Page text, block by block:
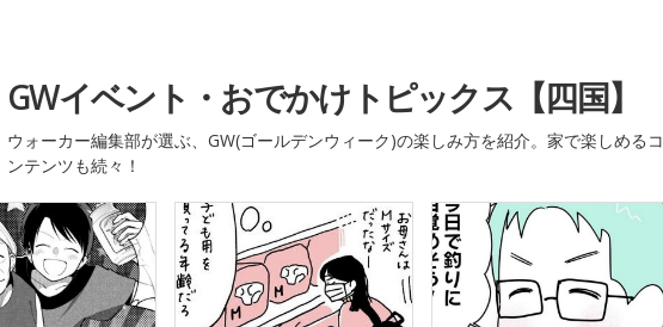
GWイベント・おでかけトピックス【四国】
ウォーカー編集部が選ぶ、GW(ゴールデンウィーク)の楽しみ方を紹介。家で楽しめるコ
ンテンツも続々！